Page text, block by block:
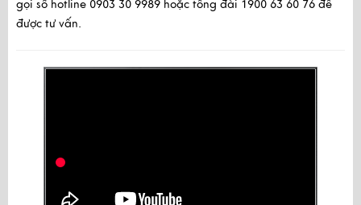
gọi số hotline 0903 30 9989 hoặc tổng đài 1900 63 60 76 để
được tư vấn.